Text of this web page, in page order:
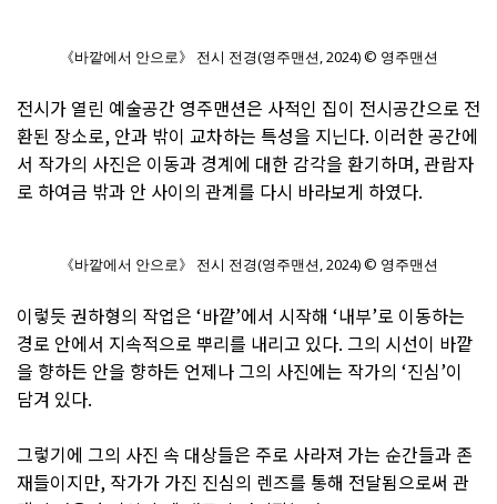
《바깥에서 안으로》 전시 전경(영주맨션, 2024) © 영주맨션
전시가 열린 예술공간 영주맨션은 사적인 집이 전시공간으로 전
환된 장소로, 안과 밖이 교차하는 특성을 지닌다. 이러한 공간에
서 작가의 사진은 이동과 경계에 대한 감각을 환기하며, 관람자
로 하여금 밖과 안 사이의 관계를 다시 바라보게 하였다.
《바깥에서 안으로》 전시 전경(영주맨션, 2024) © 영주맨션
이렇듯 권하형의 작업은 ‘바깥’에서 시작해 ‘내부’로 이동하는
경로 안에서 지속적으로 뿌리를 내리고 있다. 그의 시선이 바깥
을 향하든 안을 향하든 언제나 그의 사진에는 작가의 ‘진심’이
담겨 있다.
그렇기에 그의 사진 속 대상들은 주로 사라져 가는 순간들과 존
재들이지만, 작가가 가진 진심의 렌즈를 통해 전달됨으로써 관